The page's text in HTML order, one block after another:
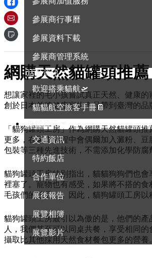
參展商行事曆
參展資料下載
參展商管理系統
活動資訊
歡迎搭乘貓航🛫
貓貓航空旅客手冊📔
展覽資訊
交通資訊
特約飯店
合作單位
展後報告
展覽相簿
展覽影片
網購天然貓罐頭推
想讓家裡的毛小孩嘗試真正天然、健康
創於日本並將健康寵物食品帶到臺灣的
「貓狗罐頭工房」作為網購天然貓罐頭
更多，在製作過程中會偶爾加入澱粉、
包裝等三種先進技術，不需添加化學防腐
貓狗罐頭工房特別指出，貓貓狗狗們也
裡塞了。寵物也有感受，如果將不搭的
毛孩們的感受。」因此，貓狗罐頭工房
貓狗罐頭工房最引以為傲的是，他們的
人，我們甚至可以同桌共餐，享受相同
攝取比其他採用天然食材餐包更多的營